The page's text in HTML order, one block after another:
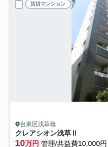
賃貸マンション
台東区浅草橋
クレアシオン浅草Ⅱ
10万円 管理/共益費10,000円